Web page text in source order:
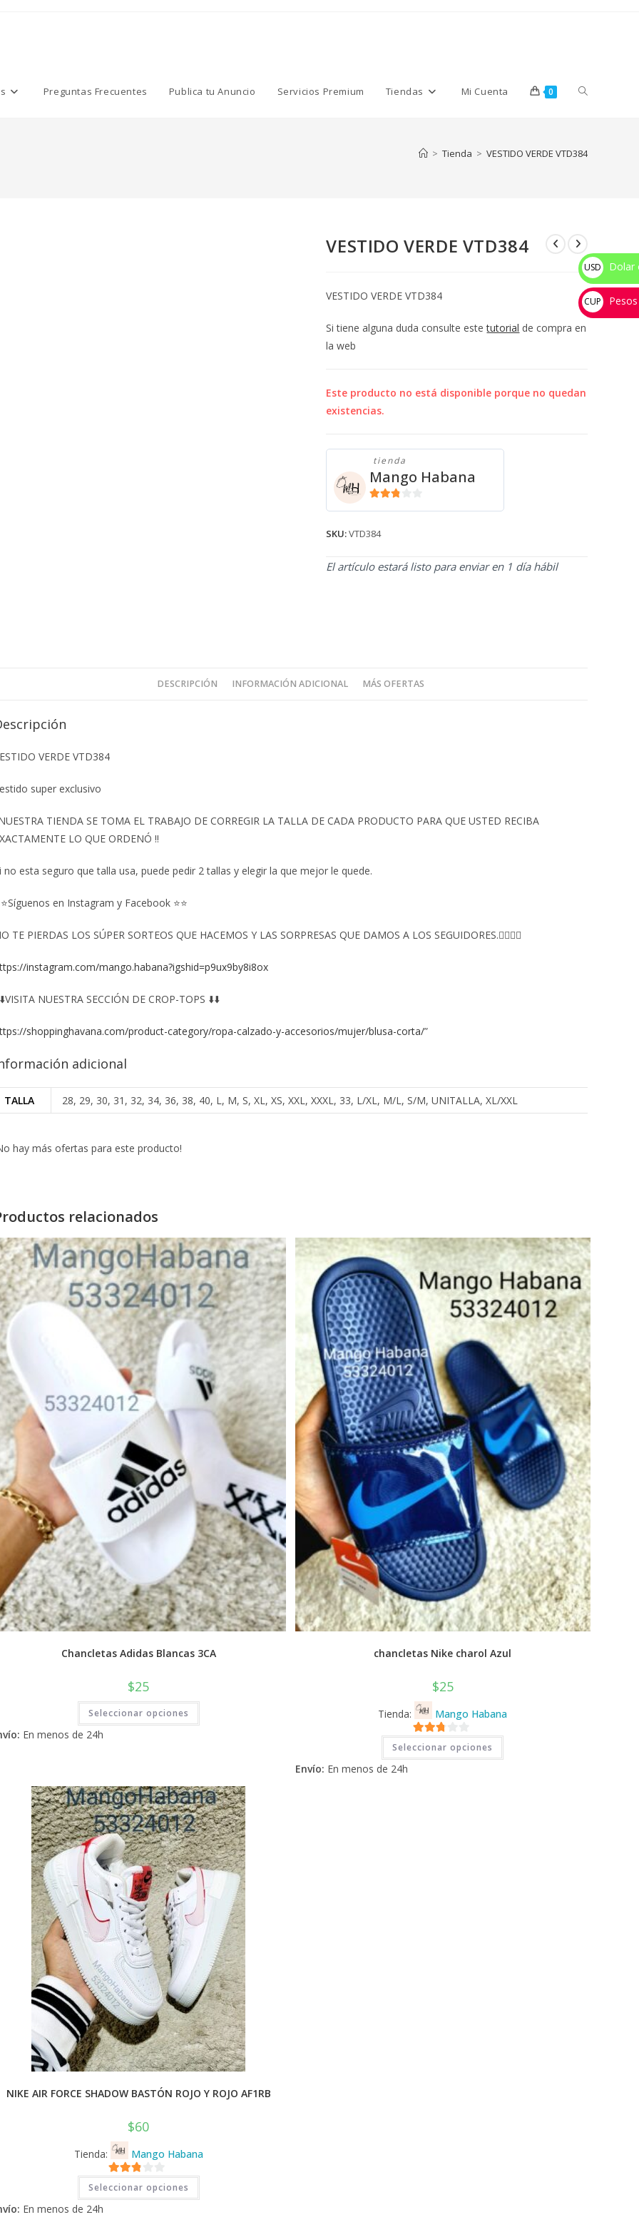
Preguntas Frecuentes Publica tu Anuncio Servicios Premium Tiendas Mi Cuenta 0 Alternar
la
web
> Tienda > VESTIDO VERDE VTD384
VESTIDO VERDE VTD384
VESTIDO VERDE VTD384
Si tiene alguna duda consulte estetutorial de compra en
la web
Este producto no está disponible porque no quedan
existencias.
tienda
Mango Habana
SKU:VTD384
El artículo estará listo para enviar en 1 día hábil
DESCRIPCIÓN INFORMACIÓN ADICIONAL MÁS OFERTAS
VERDE VTD384
super exclusivo
TIENDA SE TOMA EL TRABAJO DE CORREGIR LA TALLA DE CADA PRODUCTO PARA QUE USTED RECIBA
LO QUE ORDENÓ ‼️
no esta seguro que talla usa, puede pedir 2 tallas y elegir la que mejor le quede.
en Instagram y Facebook ⭐⭐
TE PIERDAS LOS SÚPER SORTEOS QUE HACEMOS Y LAS SORPRESAS QUE DAMOS A LOS SEGUIDORES.👇🏻👇🏻
instagram.com/mango.habana?igshid=p9ux9by8i8ox
NUESTRA SECCIÓN DE CROP-TOPS ⬇️⬇️
shoppinghavana.com/product-category/ropa-calzado-y-accesorios/mujer/blusa-corta/”
adicional
TALLA 28, 29, 30, 31, 32, 34, 36, 38, 40, L, M, S, XL, XS, XXL, XXXL, 33, L/XL, M/L, S/M, UNITALLA, XL/XXL
hay más ofertas para este producto!
relacionados
Chancletas Adidas Blancas 3CA
$25
Seleccionar opciones
Este
tiene
pueden
elegir
en
la
página
de
producto
En menos de 24h
chancletas Nike charol Azul
$25
Tienda: Mango Habana
2.71
de 5
Seleccionar opciones
Este
tiene
Envío: En menos de 24h
NIKE AIR FORCE SHADOW BASTÓN ROJO Y ROJO AF1RB
$60
Tienda: Mango Habana
2.71
de 5
Seleccionar opciones
Este
tiene
En menos de 24h
USD
$
Dolar
CUP
💰
Pesos